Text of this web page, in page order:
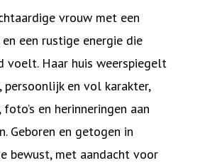
vrouw met een
een rustige energie die
voelt. Haar huis weerspiegelt
en vol karakter,
en herinneringen aan
Geboren en getogen in
bewust, met aandacht voor